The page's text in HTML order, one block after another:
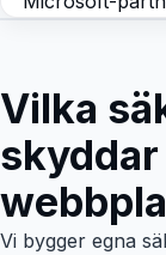
Vilka
Vi bygger egna